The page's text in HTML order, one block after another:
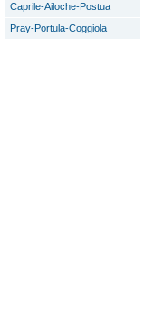
Caprile-Ailoche-Postua
Pray-Portula-Coggiola